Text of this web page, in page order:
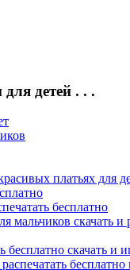
детей . . .
платьях для
бесплатно
мальчиков скачать и
скачать и